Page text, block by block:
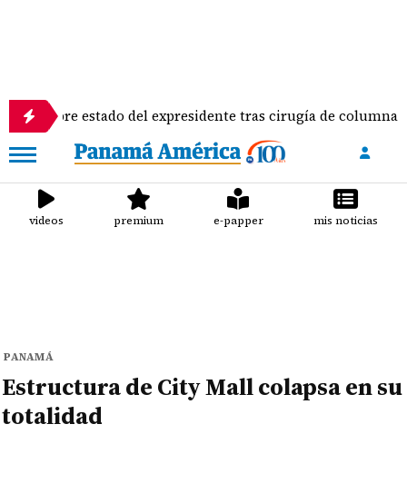
del expresidente tras cirugía de columna
videos premium e-papper mis noticias
PANAMÁ
Estructura de City Mall colapsa en su
totalidad